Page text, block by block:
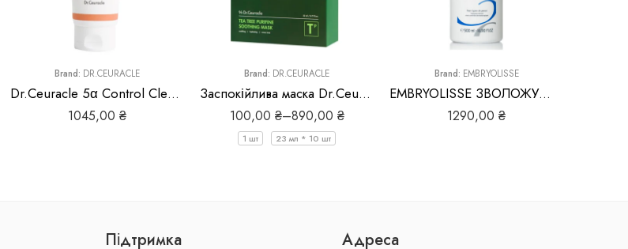
Brand: DR.CEURACLE
Dr.Ceuracle 5α Control Clearing Cleansing Foam
1045,00 ₴
Brand: DR.CEURACLE
Заспокійлива маска Dr.Ceuracle Tea Tree Purifine Soothing Mask
100,00 ₴–890,00 ₴
1 шт 23 мл * 10 шт
Brand: EMBRYOLISSE
EMBRYOLISSE ЗВОЛОЖУЮЧЕ МОЛОЧКО-КРЕМ ДЛЯ ТІЛА LAIT-CRÈME FLUIDЕ
1290,00 ₴
Підтримка Адреса